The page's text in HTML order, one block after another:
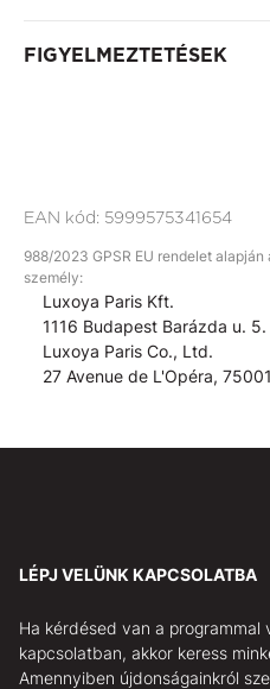
FIGYELMEZTETÉSEK
EAN kód: 5999575341654
988/2023 GPSR EU rendelet
személy:
Luxoya Paris Kft.
1116 Budapest Barázda u. 5.
Luxoya Paris Co., Ltd.
27 Avenue de L'Opéra,
LÉPJ VELÜNK KAPCSOLATBA
Ha kérdésed van a programmal
kapcsolatban, akkor keress
Amennyiben újdonságainkról